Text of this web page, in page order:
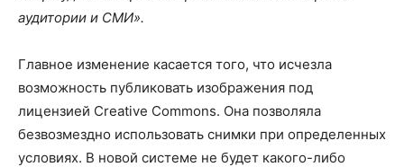
аудитории и СМИ».
Главное изменение касается того, что исчезла
возможность публиковать изображения под
лицензией Creative Commons. Она позволяла
безвозмездно использовать снимки при определенных
условиях. В новой системе не будет какого-либо